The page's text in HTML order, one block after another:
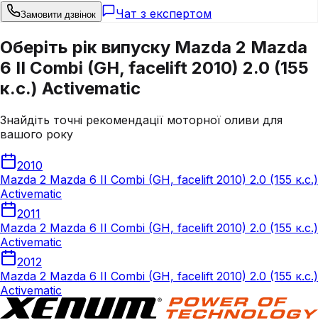
Замовити дзвінок Чат з експертом
Оберіть рік випуску Mazda 2 Mazda
6 II Combi (GH, facelift 2010) 2.0 (155
к.с.) Activematic
Знайдіть точні рекомендації моторної оливи для
вашого року
2010
Mazda 2 Mazda 6 II Combi (GH, facelift 2010) 2.0 (155 к.с.)
Activematic
2011
Mazda 2 Mazda 6 II Combi (GH, facelift 2010) 2.0 (155 к.с.)
Activematic
2012
Mazda 2 Mazda 6 II Combi (GH, facelift 2010) 2.0 (155 к.с.)
Activematic